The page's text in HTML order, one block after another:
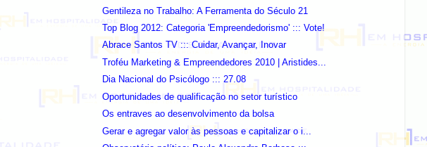
Gentileza no Trabalho: A Ferramenta do Século 21
Top Blog 2012: Categoria 'Empreendedorismo' ::: Vote!
Abrace Santos TV ::: Cuidar, Avançar, Inovar
Troféu Marketing & Empreendedores 2010 | Aristides...
Dia Nacional do Psicólogo ::: 27.08
Oportunidades de qualificação no setor turístico
Os entraves ao desenvolvimento da bolsa
Gerar e agregar valor às pessoas e capitalizar o i...